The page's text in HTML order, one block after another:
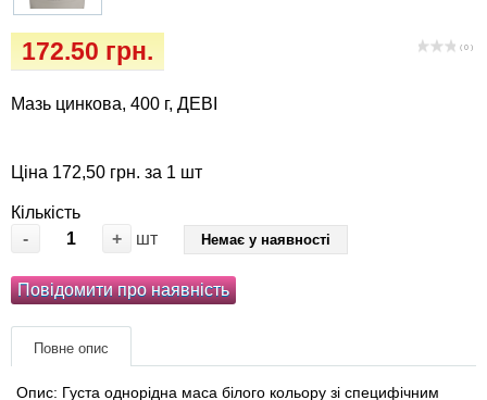
( 0 )
172.50 грн.
Мазь цинкова, 400 г, ДЕВІ
Ціна 172,50 грн. за 1 шт
Кількість
-
+ шт Немає у наявності
Повідомити про наявність
Повне опис
Опис: Густа однорідна маса білого кольору зі специфічним
Ласощі та корма
Vet Diet Canine Wet – ветеринарні дієти для
собак
Лежаки, будиночки, охолоджуючи
Одяг та взуття
Перенесення, сумки, клітини
Післяопераційні засоби та витратні
матеріали